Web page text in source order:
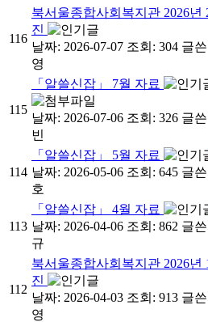
116
북서울종합사회복지관 2026년
진
날짜: 2026-07-07 조회: 304 글
영
115
「알쓸신잡」 7월 자료
날짜: 2026-07-06 조회: 326 글
빈
114
「알쓸신잡」 5월 자료
날짜: 2026-05-06 조회: 645 글
호
113
「알쓸신잡」 4월 자료
날짜: 2026-04-06 조회: 862 글
규
112
북서울종합사회복지관 2026년
진
날짜: 2026-04-03 조회: 913 글
영